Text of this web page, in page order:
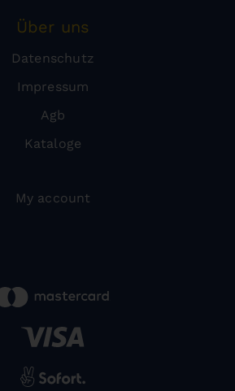
Über uns
Datenschutz
Impressum
Agb
Kataloge
My account